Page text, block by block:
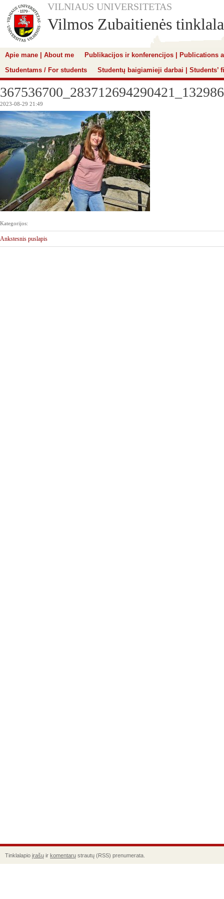
VILNIAUS UNIVERSITETAS
Vilmos Zubaitienės
Apie mane | About me
Publikacijos ir konferencijos | Publications
Studentams / For students
Studentų baigiamieji darbai | Students’
2023-08-29 21:49
Kategorijos:
Ankstesnis puslapis
Tinklalapio įrašų ir komentarų strautų (RSS) prenumerata.